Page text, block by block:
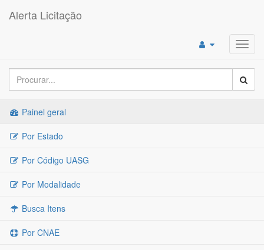
Alerta Licitação
Painel geral
Por Estado
Por Código UASG
Por Modalidade
Busca Itens
Por CNAE